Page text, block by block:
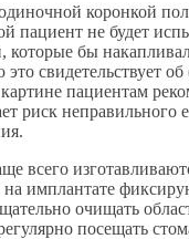
коронкой
пациент не будет
которые бы
свидетельствует
пациентам
риск неправильного
всего
имплантате
очищать
посещать